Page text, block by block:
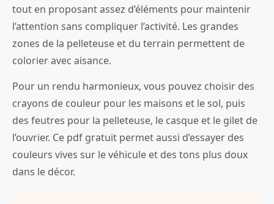
tout en proposant assez d’éléments pour maintenir
l’attention sans compliquer l’activité. Les grandes
zones de la pelleteuse et du terrain permettent de
colorier avec aisance.
Pour un rendu harmonieux, vous pouvez choisir des
crayons de couleur pour les maisons et le sol, puis
des feutres pour la pelleteuse, le casque et le gilet de
l’ouvrier. Ce pdf gratuit permet aussi d’essayer des
couleurs vives sur le véhicule et des tons plus doux
dans le décor.